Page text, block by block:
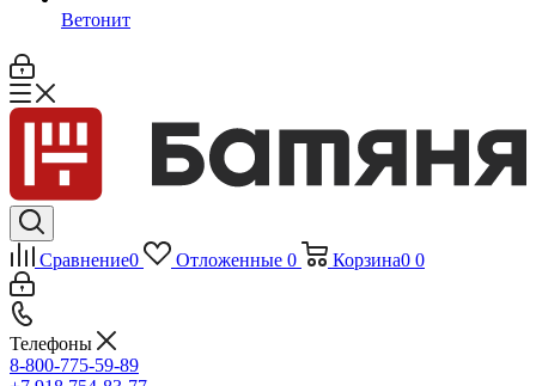
Ветонит
Сравнение0 Отложенные 0 Корзина0 0
Телефоны
8-800-775-59-89